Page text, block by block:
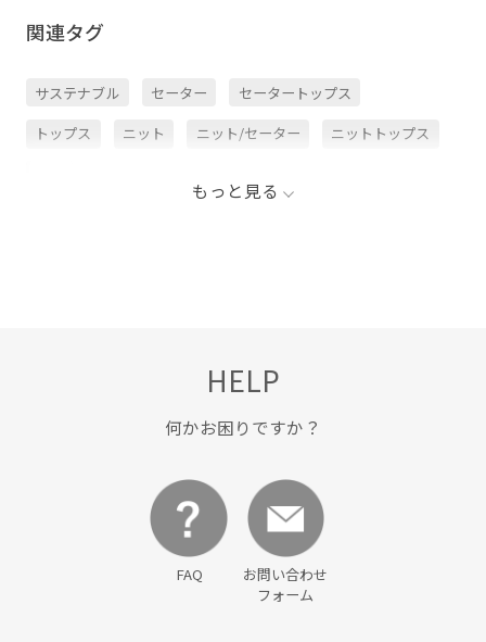
関連タグ
サステナブル セーター セータートップス
トップス ニット ニット/セーター ニットトップス
もっと見る
HELP
何かお困りですか？
FAQ
お問い合わせ
フォーム